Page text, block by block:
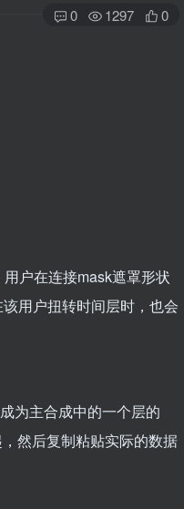
0 1297 0
户在连接mask遮罩形状
用户扭转时间层时，也会
为主合成中的一个层的
然后复制粘贴实际的数据